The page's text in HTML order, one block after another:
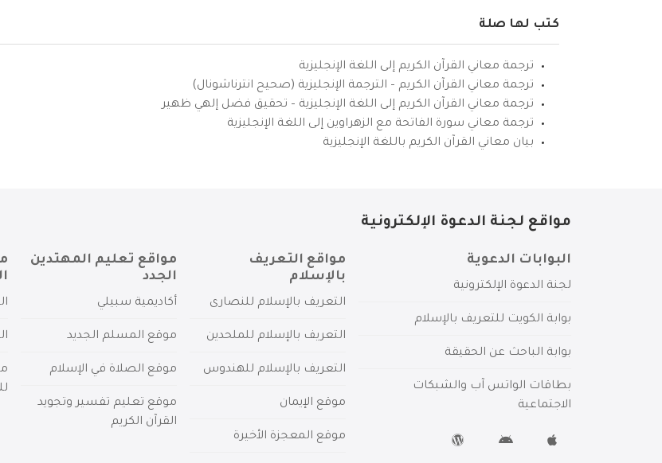
كتب لها صلة
ترجمة معاني القرآن الكريم إلى اللغة الإنجليزية
ترجمة معاني القرآن الكريم – الترجمة الإنجليزية (صحيح انترناشونال)
ترجمة معاني القرآن الكريم إلى اللغة الإنجليزية – تحقيق فضل إلهي ظهير
ترجمة معاني سورة الفاتحة مع الزهراوين إلى اللغة الإنجليزية
بيان معاني القرآن الكريم باللغة الإنجليزية
مواقع لجنة الدعوة الإلكترونية
البوابات الدعوية
لجنة الدعوة الإلكترونية
بوابة الكويت للتعريف بالإسلام
بوابة الباحث عن الحقيقة
بطاقات الواتس آب والشبكات
الاجتماعية
مواقع التعريف
بالإسلام
التعريف بالإسلام للنصارى
التعريف بالإسلام للملحدين
التعريف بالإسلام للهندوس
موقع الإيمان
موقع المعجزة الأخيرة
مواقع تعليم المهتدين
الجدد
أكاديمية سبيلي
موقع المسلم الجديد
موقع الصلاة في الإسلام
موقع تعليم تفسير وتجويد
القرآن الكريم